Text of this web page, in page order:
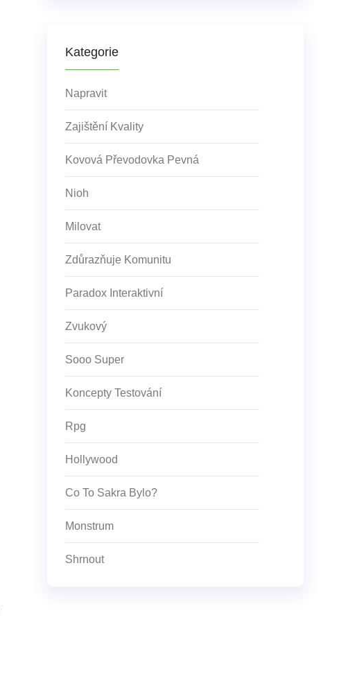
Kategorie
Napravit
Zajištění Kvality
Kovová Převodovka Pevná
Nioh
Milovat
Zdůrazňuje Komunitu
Paradox Interaktivní
Zvukový
Sooo Super
Koncepty Testování
Rpg
Hollywood
Co To Sakra Bylo?
Monstrum
Shrnout